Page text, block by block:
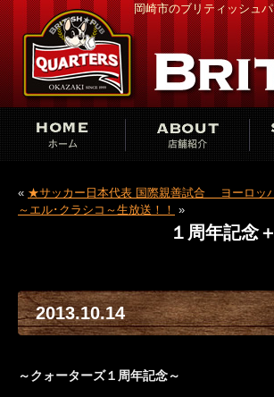
岡崎市のブリティッシュ
« ★サッカー日本代表 国際親善試合 ヨーロッ
～エル･クラシコ～生放送！！ »
１周年記念
2013.10.14
～クォーターズ１周年記念～